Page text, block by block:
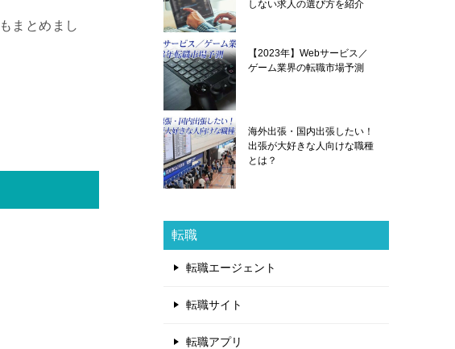
もまとめまし
しない求人の選び方を紹介
【2023年】Webサービス／
ゲーム業界の転職市場予測
海外出張・国内出張したい！
出張が大好きな人向けな職種
とは？
転職
転職エージェント
転職サイト
転職アプリ